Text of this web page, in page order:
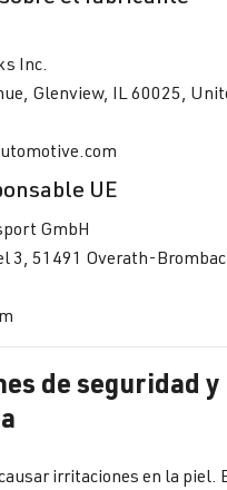
Inc.
Glenview, IL 60025,
UE
GmbH
3, 51491 Overath-
de seguridad y
irritaciones en la piel.